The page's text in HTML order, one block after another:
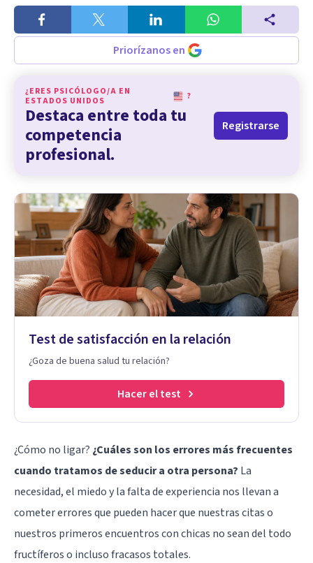
Priorízanos en
¿ERES PSICÓLOGO/A EN
ESTADOS UNIDOS
?
Destaca entre toda tu
competencia
profesional.
Registrarse
Test de satisfacción en la relación
¿Goza de buena salud tu relación?
Hacer el test
¿Cómo no ligar? ¿Cuáles son los errores más frecuentes
cuando tratamos de seducir a otra persona? La
necesidad, el miedoy la falta de experiencia nos llevan a
cometer errores que pueden hacer que nuestras citas o
nuestros primeros encuentros con chicas no sean del todo
fructíferos o incluso fracasos totales.